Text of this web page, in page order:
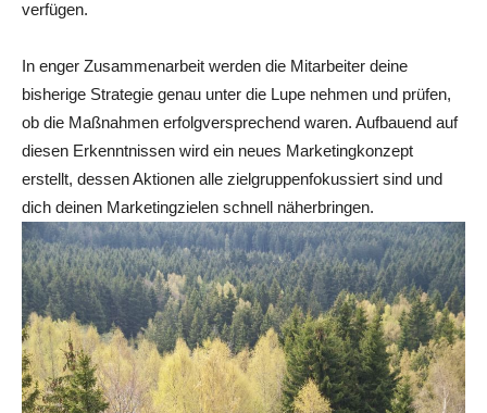
verfügen.
In enger Zusammenarbeit werden die Mitarbeiter deine
bisherige Strategie genau unter die Lupe nehmen und prüfen,
ob die Maßnahmen erfolgversprechend waren. Aufbauend auf
diesen Erkenntnissen wird ein neues Marketingkonzept
erstellt, dessen Aktionen alle zielgruppenfokussiert sind und
dich deinen Marketingzielen schnell näherbringen.